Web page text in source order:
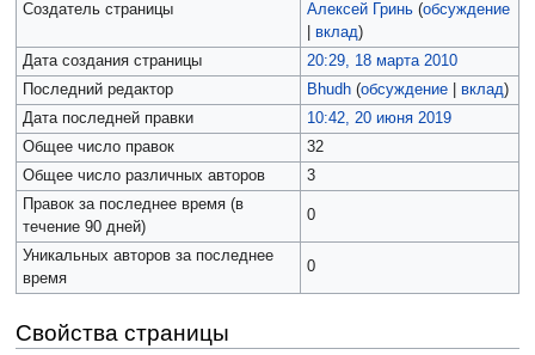
Создатель страницы Алексей Гринь (обсуждение
вклад)
Дата создания страницы
20:29, 18 марта 2010
Последний редактор
Bhudh (обсуждение| вклад)
Дата последней правки
10:42, 20 июня 2019
Общее число правок
32
Общее число различных авторов
3
Правок за последнее время (в
течение 90 дней)
0
Уникальных авторов за последнее
время
0
Свойства страницы